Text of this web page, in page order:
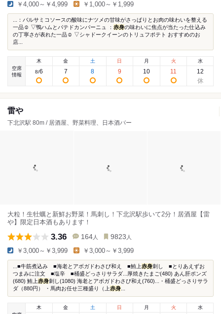
￥4,000～￥4,999 ￥1,000～￥1,999
...：バルサミコソースの酸味にナツメの甘味がさっぱりとお肉の味わいを整える
一品☺︎ ▽鴨ハムとパテドカンパーニュ ： 赤身の味わいに焦点が当たった仕込み
の丁寧さが表れた一品☺︎ ▽シャドークイーンのトリュフポテト おすすめのお
店...
空席
情報
木
8/6
金
7
土
8
日
9
月
10
火
11
水
12
雷や
下北沢駅 80m / 居酒屋、野菜料理、日本酒バー
大粒！生牡蠣と新鮮お野菜！馬刺し！下北沢駅歩いて2分！居酒屋【雷
や】限定日本酒もあります！
3.36 164 人 9823 人
￥3,000～￥3,999 ￥3,000～￥3,999
...■牛筋煮込み ■海老とアボガドわさび和え ■鮪上赤身刺し ■とりあえずお
つまみに注文 ■塩辛 ■桶盛どっさりサラダ...厚焼きたまご(480) あん肝ポンズ
(680) 鮪上赤身刺し(1080) 海老とアボガドわさび和え(760)...・桶盛どっさりサラ
ダ（880円） ・馬肉お任せ三種盛り（上赤身
木 金 土 日 月 火 水